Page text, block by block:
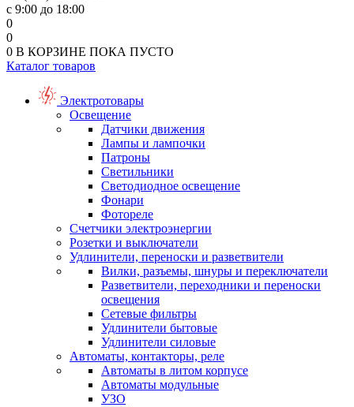
с 9:00 до 18:00
0
0
0 В КОРЗИНЕ ПОКА ПУСТО
Каталог товаров
Электротовары
Освещение
Датчики движения
Лампы и лампочки
Патроны
Светильники
Светодиодное освещение
Фонари
Фотореле
Счетчики электроэнергии
Розетки и выключатели
Удлинители, переноски и разветвители
Вилки, разъемы, шнуры и переключатели
Разветвители, переходники и переноски
освещения
Сетевые фильтры
Удлинители бытовые
Удлинители силовые
Автоматы, контакторы, реле
Автоматы в литом корпусе
Автоматы модульные
УЗО